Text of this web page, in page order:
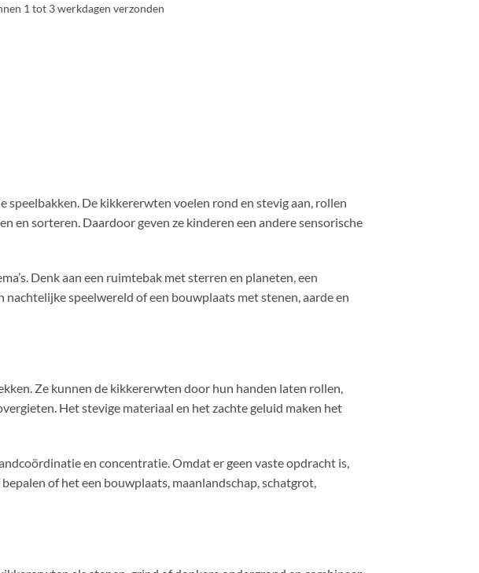
1 tot 3 werkdagen verzonden
De kikkererwten voelen rond en stevig aan, rollen
en sorteren. Daardoor geven ze kinderen een andere sensorische
Denk aan een ruimtebak met sterren en planeten, een
nachtelijke speelwereld of een bouwplaats met stenen, aarde en
Ze kunnen de kikkererwten door hun handen laten rollen,
Het stevige materiaal en het zachte geluid maken het
en concentratie. Omdat er geen vaste opdracht is,
of het een bouwplaats, maanlandschap, schatgrot,